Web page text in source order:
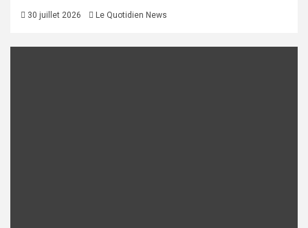
30 juillet 2026 Le Quotidien News